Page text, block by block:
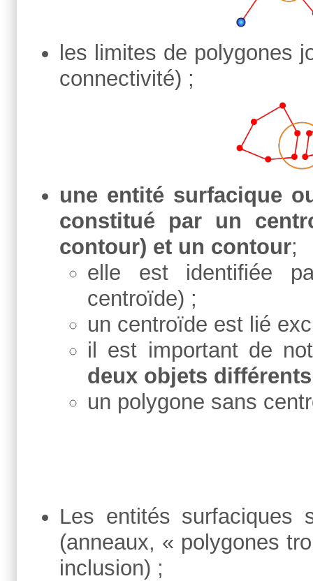
les limites de polygones
connectivité) ;
une entité surfacique
constitué par un
contour) et un contour;
elle est identifiée
centroïde) ;
un centroïde est lié
il est important de
deux objets différents
un polygone sans
Les entités surfaciques
(anneaux, « polygones
inclusion) ;